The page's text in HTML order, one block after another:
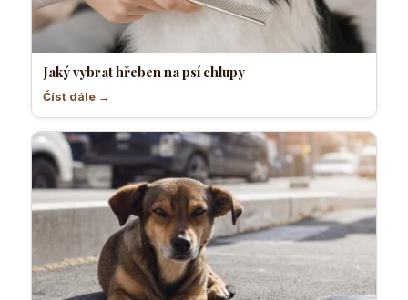
Jaký vybrat hřeben na psí chlupy
Číst dále →